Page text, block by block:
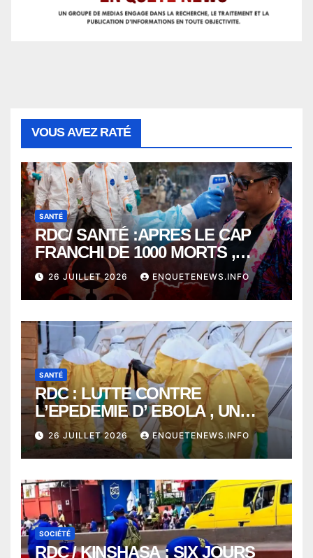
VOUS AVEZ RATÉ
SANTÉ
RDC/ SANTÉ :APRES LE CAP
FRANCHI DE 1000 MORTS ,
EBOLA BAT SON RECORD AVEC
PLUS DE 400 DÉCÈS EN
SEULEMENT UNE SEMAINE
26 JUILLET 2026 ENQUETENEWS.INFO
SANTÉ
RDC : LUTTE CONTRE
L’EPEDEMIE D’ EBOLA , UN
MÉDECIN DE PLUS SUCCOMBE
À BUNIA
26 JUILLET 2026 ENQUETENEWS.INFO
SOCIÉTÉ
RDC / KINSHASA : SIX JOURS